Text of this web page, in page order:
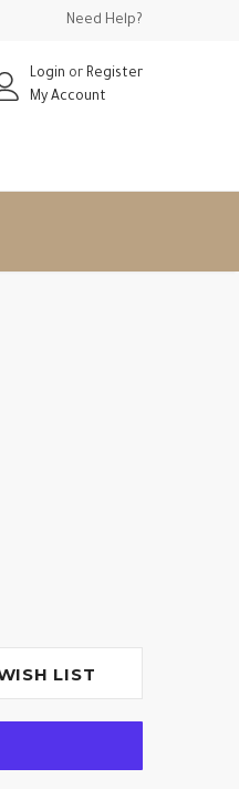
Need Help?
Login or Register
My Account
LIST